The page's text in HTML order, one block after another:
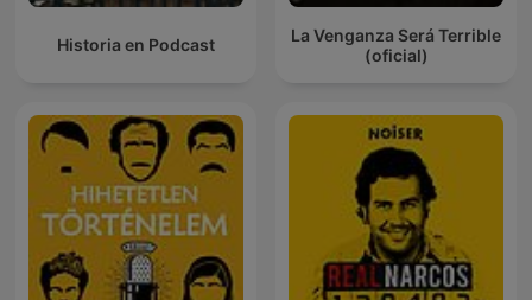
Historia en Podcast
La Venganza Será Terrible
(oficial)